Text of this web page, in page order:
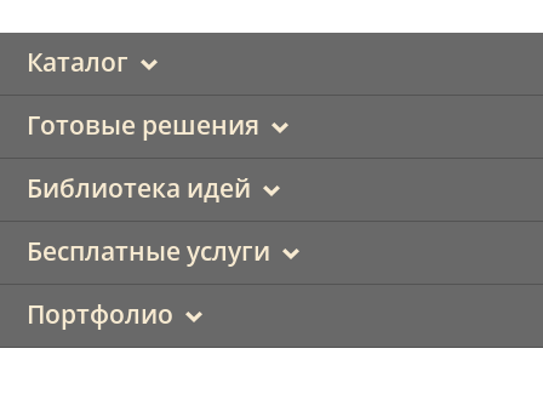
Каталог
Готовые решения
Библиотека идей
Бесплатные услуги
Портфолио